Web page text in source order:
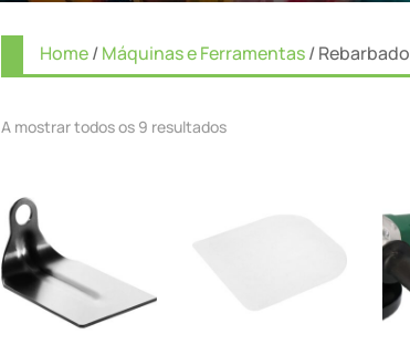
Home/Máquinas e Ferramentas/
A mostrar todos os 9 resultados